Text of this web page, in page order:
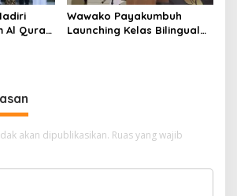
Al Quran
Wawako Payakumbuh
Launching Kelas Bilingual
akan dipublikasikan. Ruas yang wajib